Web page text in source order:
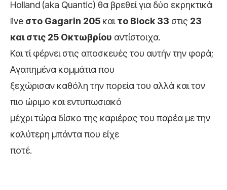
Holland (aka Quantic) θα βρεθεί για δύο εκρηκτικά
live στο Gagarin 205 καιτο Block 33 στις 23
και στις 25 Οκτωβρίου αντίστοιχα.
Και τί φέρνει στις αποσκευές του αυτήν την φορά;
Αγαπημένα κομμάτια που
ξεχώρισαν καθόλη την πορεία του αλλά και τον
πιο ώριμο και εντυπωσιακό
μέχρι τώρα δίσκο της καριέρας του παρέα με την
καλύτερη μπάντα που είχε
ποτέ.